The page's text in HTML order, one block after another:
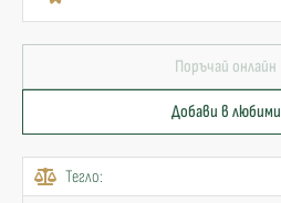
Поръчай онлайн
Добави в любими
Тегло: